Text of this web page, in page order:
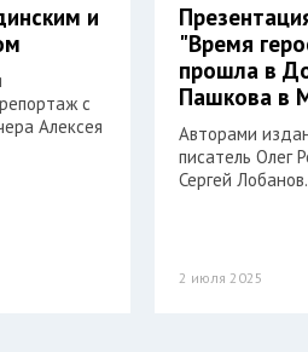
и
с
Алексея
"Время
прошла в
Пашкова в
Авторами
писатель Олег
Сергей Лобанов.
2 июля 2025